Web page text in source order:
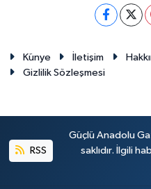
Künye İletişim
Gizlilik Sözleşmesi
RSS
Güçlü Anadolu
saklıdır. İlgili